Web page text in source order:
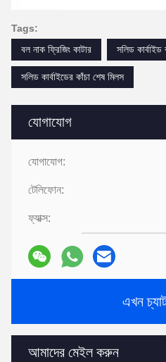
যোগাযোগ
যোগাযোগ:
টেলিফোন:
ফ্যাক্স:
এখন
আমাদের মেইল ​​করুন
Tags:
বল নাক ফ্রিজিং কাটার
সলিড
সলিড কার্বাইডের কাঁচা শেষ মিলস